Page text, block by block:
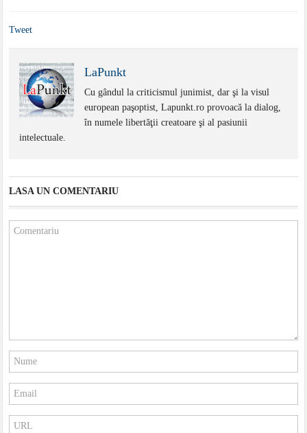
Tweet
LaPunkt
Cu gândul la criticismul junimist, dar şi la visul
european paşoptist, Lapunkt.ro provoacă la dialog,
în numele libertăţii creatoare şi al pasiunii
intelectuale.
LASA UN COMENTARIU